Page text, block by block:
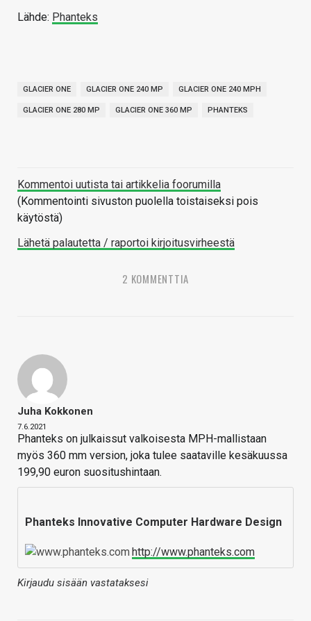
Lähde: Phanteks
GLACIER ONE GLACIER ONE 240 MP GLACIER ONE 240 MPH
GLACIER ONE 280 MP GLACIER ONE 360 MP PHANTEKS
Kommentoi uutista tai artikkelia foorumilla
(Kommentointi sivuston puolella toistaiseksi pois
käytöstä)
Lähetä palautetta / raportoi kirjoitusvirheestä
2 KOMMENTTIA
Juha Kokkonen
7.6.2021
Phanteks on julkaissut valkoisesta MPH-mallistaan
myös 360 mm version, joka tulee saataville kesäkuussa
199,90 euron suositushintaan.
Phanteks Innovative Computer Hardware Design
http://www.phanteks.com
Kirjaudu sisään vastataksesi